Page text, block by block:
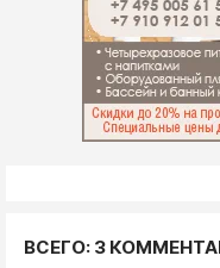
ВСЕГО: 3